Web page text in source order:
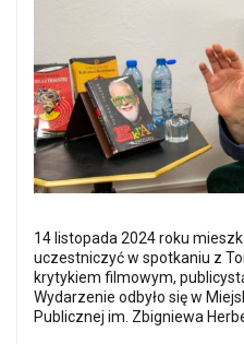
14 listopada 2024 roku
uczestniczyć w spotkaniu z
krytykiem filmowym,
Wydarzenie odbyło się w
Publicznej im. Zbigniewa